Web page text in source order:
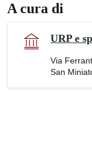
A cura di
URP e
Via
San